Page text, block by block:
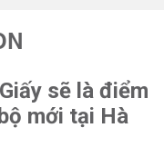
sẽ là điểm
mới tại Hà